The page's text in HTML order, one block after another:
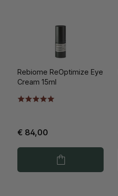
Rebiome ReOptimize Eye
Cream 15ml
€ 84,00